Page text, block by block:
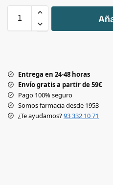
+
-
Entrega en 24-48 horas
Envío gratis a partir de 59€
Pago 100% seguro
Somos farmacia desde 1953
¿Te ayudamos?93 332 10 71